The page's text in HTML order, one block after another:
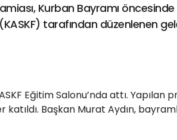
Kurban Bayramı
tarafından düzenlenen
Eğitim Salonu’nda attı. Yapılan
Başkan Murat Aydın,